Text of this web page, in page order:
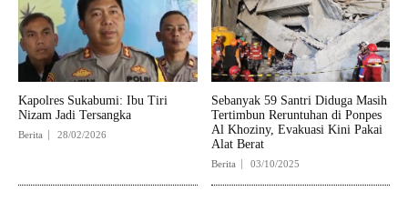
Kapolres Sukabumi: Ibu Tiri
Nizam Jadi Tersangka
Berita 28/02/2026
Sebanyak 59 Santri Diduga Masih
Tertimbun Reruntuhan di Ponpes
Al Khoziny, Evakuasi Kini Pakai
Alat Berat
Berita 03/10/2025